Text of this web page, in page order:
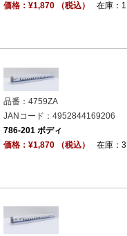
価格：¥1,870 （税込）
在庫：1
品番：4759ZA
JANコード：4952844169206
786-201 ボディ
価格：¥1,870 （税込）
在庫：3